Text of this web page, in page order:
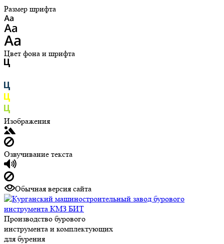
Размер шрифта
Цвет фона и шрифта
Изображения
Озвучивание текста
Обычная версия сайта
Производство бурового
инструмента и комплектующих
для бурения